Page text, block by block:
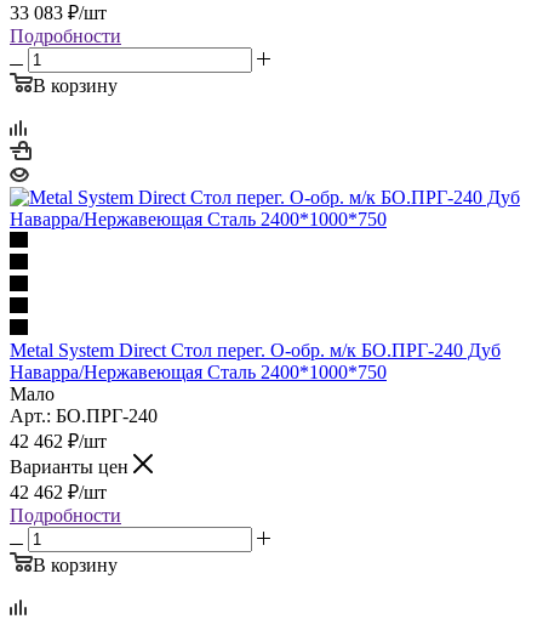
33 083 ₽/шт
Подробности
В корзину
Metal System Direct Стол перег. О-обр. м/к БО.ПРГ-240 Дуб
Наварра/Нержавеющая Сталь 2400*1000*750
Мало
Арт.: БО.ПРГ-240
42 462 ₽/шт
Варианты цен
42 462 ₽/шт
Подробности
В корзину